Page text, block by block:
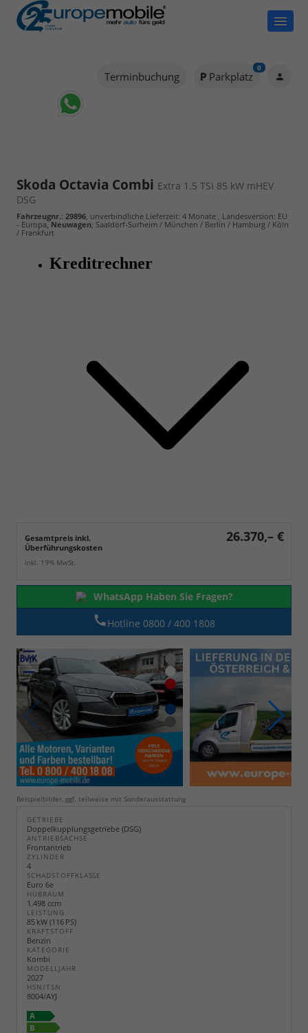
Terminbuchung Parkplatz
0
Skoda Octavia Combi Extra 1.5 TSI 85 kW mHEV
DSG
Fahrzeugnr.: 29896, unverbindliche Lieferzeit: 4 Monate , Landesversion: EU
- Europa,Neuwagen, Saaldorf-Surheim / München / Berlin / Hamburg / Köln
/ Frankfurt
Gesamtpreis inkl.
Überführungskosten
26.370,– €
inkl. 19% MwSt.
WhatsApp Haben Sie Fragen?
Hotline 0800 / 400 1808
Beispielbilder, ggf. teilweise mit Sonderausstattung
GETRIEBE
Doppelkupplungsgetriebe (DSG)
ANTRIEBSACHSE
Frontantrieb
ZYLINDER
4
SCHADSTOFFKLASSE
Euro 6e
HUBRAUM
1.498 ccm
LEISTUNG
85 kW (116 PS)
KRAFTSTOFF
Benzin
KATEGORIE
Kombi
MODELLJAHR
2027
HSN/TSN
8004/AYJ